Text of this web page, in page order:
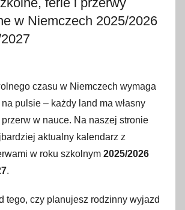
w Niemczech 2025/2026
czasu w Niemczech wymaga
pulsie – każdy land ma własny
w nauce. Na naszej stronie
aktualny kalendarz z
w roku szkolnym 2025/2026
.
tego, czy planujesz rodzinny wyjazd